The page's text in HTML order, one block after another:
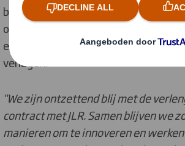
bedrijven op het gebied van
oplossingen, met hernieuwde focus
erop gericht om zowel de CO2-
verlagen.
"We zijn ontzettend blij met de
contract met JLR. Samen blijven we
manieren om te innoveren en